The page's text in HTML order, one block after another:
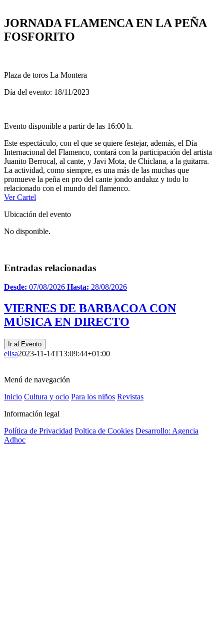
JORNADA FLAMENCA EN LA PEÑA
FOSFORITO
Plaza de toros La Montera
Día del evento: 18/11/2023
Evento disponible a partir de las 16:00 h.
Este espectáculo, con el que se quiere festejar, además, el Día
Internacional del Flamenco, contará con la participación del artista
Juanito Berrocal, al cante, y Javi Mota, de Chiclana, a la guitarra.
La actividad, como siempre, es una más de las muchas que
promueve la peña en pro del cante jondo andaluz y todo lo
relacionado con el mundo del flamenco.
Ver Cartel
Ubicación del evento
No disponible.
Entradas relacionadas
Desde: 07/08/2026 Hasta: 28/08/2026
VIERNES DE BARBACOA CON
MÚSICA EN DIRECTO
Ir al Evento
elisa2023-11-14T13:09:44+01:00
Menú de navegación
Inicio Cultura y ocio Para los niños Revistas
Información legal
Política de Privacidad Poltica de Cookies Desarrollo: Agencia
Adhoc